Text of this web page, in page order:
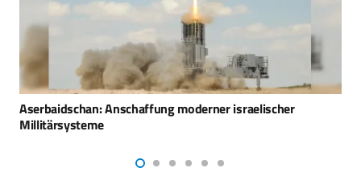
Aechelon Technology liefert die SCARS-Datenbank der
USAF